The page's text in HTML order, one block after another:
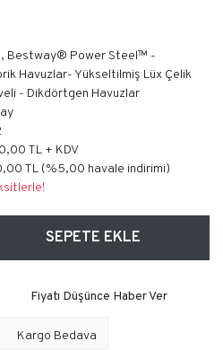
, Bestway® Power Steel™ -
Havuzlar- Yükseltilmiş Lüx Çelik
- Dikdörtgen Havuzlar
TL + KDV
TL (%5,00 havale indirimi)
SEPETE EKLE
Fiyatı Düşünce Haber Ver
Kargo Bedava